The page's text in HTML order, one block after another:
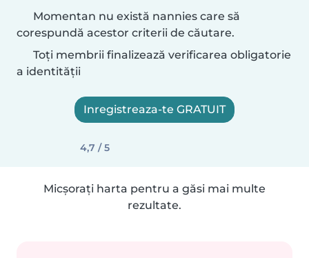
Momentan nu există nannies care să
corespundă acestor criterii de căutare.
Toți membrii finalizează verificarea obligatorie
a identității
Inregistreaza-te GRATUIT
4,7 / 5
Micșorați harta pentru a găsi mai multe
rezultate.